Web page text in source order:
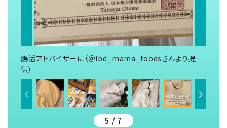
腸活アドバイザーに（＠ibd_mama_foodsさんより提
供）
5 / 7